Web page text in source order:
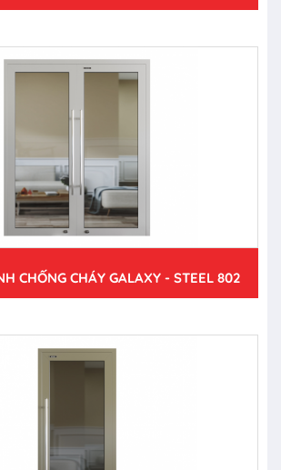
CHỐNG CHÁY GALAXY - STEEL 802